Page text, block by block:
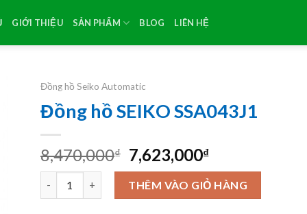
GIỚI THIỆU SẢN PHẨM BLOG LIÊN HỆ
Đồng hồ Seiko Automatic
Đồng hồ SEIKO SSA043J1
8,470,000₫ Original
price
was:
8,470,000₫.
7,623,000₫Current
price
is:
7,623,000₫.
Đồng hồ SEIKO SSA043J1 số lượng
THÊM VÀO GIỎ HÀNG